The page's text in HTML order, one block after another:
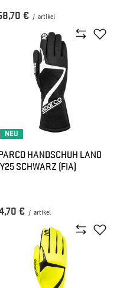
€ / artikel
NEU
HANDSCHUH LAND
SCHWARZ (FIA)
€ / artikel